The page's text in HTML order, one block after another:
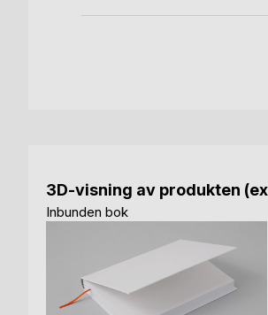
3D-visning av produkten
Inbunden bok